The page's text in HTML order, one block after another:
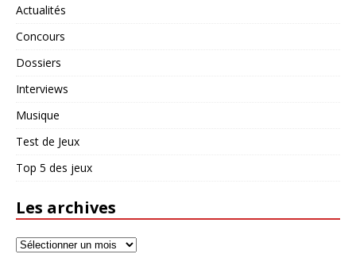
Actualités
Concours
Dossiers
Interviews
Musique
Test de Jeux
Top 5 des jeux
Les archives